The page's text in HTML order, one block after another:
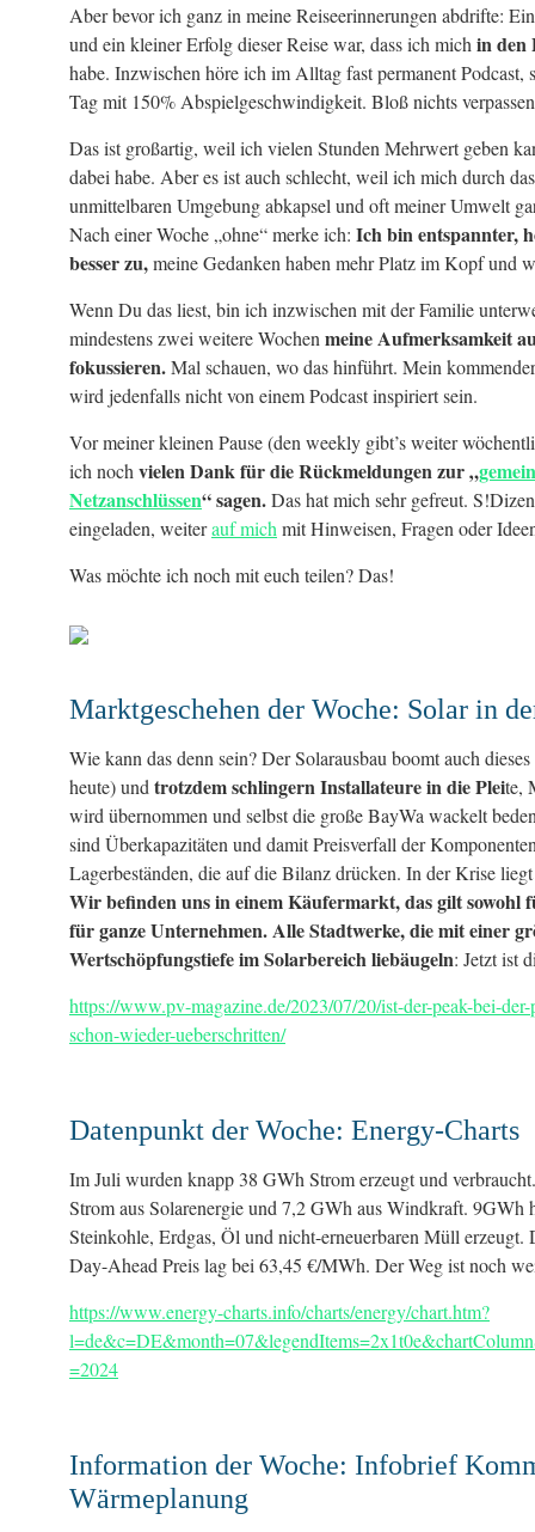
Aber bevor ich ganz in meine Reiseerinnerungen abdrifte:
und ein kleiner Erfolg dieser Reise war, dass ich mich in den
habe. Inzwischen höre ich im Alltag fast permanent Podcast,
Tag mit 150% Abspielgeschwindigkeit. Bloß nichts
Das ist großartig, weil ich vielen Stunden Mehrwert geben
dabei habe. Aber es ist auch schlecht, weil ich mich durch
unmittelbaren Umgebung abkapsel und oft meiner Umwelt
Nach einer Woche „ohne“ merke ich: Ich bin entspannter,
besser zu,meine Gedanken haben mehr Platz im Kopf und
Wenn Du das liest, bin ich inzwischen mit der Familie
mindestens zwei weitere Wochen meine Aufmerksamkeit
fokussieren.Mal schauen, wo das hinführt. Mein
wird jedenfalls nicht von einem Podcast inspiriert sein.
Vor meiner kleinen Pause (den weekly gibt’s weiter
ich noch vielen Dank für die Rückmeldungen zur „
Netzanschlüssen“ sagen.Das hat mich sehr gefreut.
eingeladen, weiterauf mich mit Hinweisen, Fragen oder
Was möchte ich noch mit euch teilen? Das!
Marktgeschehen der Woche: Solar in
Wie kann das denn sein? Der Solarausbau boomt auch
heute) und trotzdem schlingern Installateure in die Pleite,
wird übernommen und selbst die große BayWa wackelt
sind Überkapazitäten und damit Preisverfall der
Lagerbeständen, die auf die Bilanz drücken. In der Krise
Wir befinden uns in einem Käufermarkt, das gilt sowohl
für ganze Unternehmen. Alle Stadtwerke, die mit einer
Wertschöpfungstiefe im Solarbereich liebäugeln: Jetzt ist
https://www.pv-magazine.de/2023/07/20/ist-der-peak-bei-
schon-wieder-ueberschritten/
Datenpunkt der Woche: Energy-Charts
Im Juli wurden knapp 38 GWh Strom erzeugt und
Strom aus Solarenergie und 7,2 GWh aus Windkraft. 9GWh
Steinkohle, Erdgas, Öl und nicht-erneuerbaren Müll erzeugt.
Day-Ahead Preis lag bei 63,45 €/MWh. Der Weg ist noch
https://www.energy-charts.info/charts/energy/chart.htm?
=2024
Information der Woche: Infobrief
Wärmeplanung